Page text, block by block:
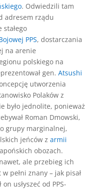
. Odwiedzili tam
adresem rządu
PPS, dostarczania
na arenie
polskiego na
gen. Atsushi
utworzenia
Polaków z
było jednolite, ponieważ
Roman Dmowski,
grupy marginalnej,
jeńców z armii
obozach.
ale przebieg ich
pełni znany – jak pisał
usłyszeć od PPS-